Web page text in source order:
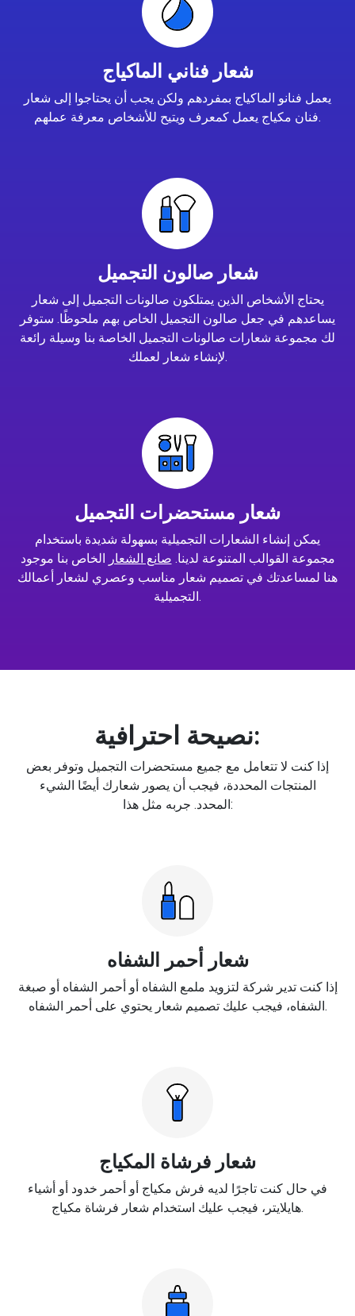
شعار فناني الماكياج
يعمل فنانو الماكياج بمفردهم ولكن يجب أن يحتاجوا إلى شعار
فنان مكياج يعمل كمعرف ويتيح للأشخاص معرفة عملهم.
شعار صالون التجميل
يحتاج الأشخاص الذين يمتلكون صالونات التجميل إلى شعار
يساعدهم في جعل صالون التجميل الخاص بهم ملحوظًا. ستوفر
لك مجموعة شعارات صالونات التجميل الخاصة بنا وسيلة رائعة
لإنشاء شعار لعملك.
شعار مستحضرات التجميل
يمكن إنشاء الشعارات التجميلية بسهولة شديدة باستخدام
مجموعة القوالب المتنوعة لدينا. صانع الشعار الخاص بنا موجود
هنا لمساعدتك في تصميم شعار مناسب وعصري لشعار أعمالك
التجميلية.
نصيحة احترافية:
إذا كنت لا تتعامل مع جميع مستحضرات التجميل وتوفر بعض
المنتجات المحددة، فيجب أن يصور شعارك أيضًا الشيء
المحدد. جربه مثل هذا:
شعار أحمر الشفاه
إذا كنت تدير شركة لتزويد ملمع الشفاه أو أحمر الشفاه أو صبغة
الشفاه، فيجب عليك تصميم شعار يحتوي على أحمر الشفاه.
شعار فرشاة المكياج
في حال كنت تاجرًا لديه فرش مكياج أو أحمر خدود أو أشياء
هايلايتر، فيجب عليك استخدام شعار فرشاة مكياج.